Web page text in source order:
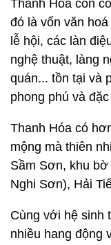
Thanh Hóa còn
đó là vốn văn
lễ hội, các làn
nghệ thuật, làng
quán... tồn tại và
phong phú và
Thanh Hóa có
mộng mà thiên
Sầm Sơn, khu
Nghi Sơn), Hải
Cùng với hệ sinh
nhiều hang động